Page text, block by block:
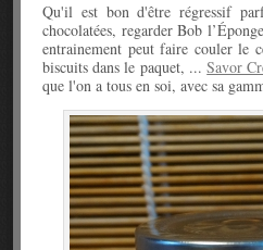
Qu'il est bon d'être régressif
chocolatées, regarder Bob
entrainement peut faire couler le
biscuits dans le paquet, ...Savor
que l'on a tous en soi, avec sa